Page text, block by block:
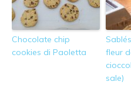
Chocolate chip
cookies di Paoletta
fleur
sale)